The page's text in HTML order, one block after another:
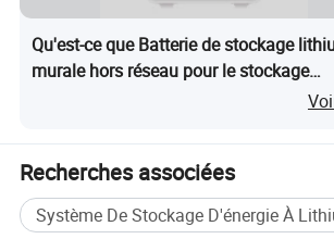
Qu'est-ce que Batterie de stockage
murale hors réseau pour le stockage
d'énergie domestique 51.2V 5kwh
Recherches associées
Système De Stockage D'énergie À